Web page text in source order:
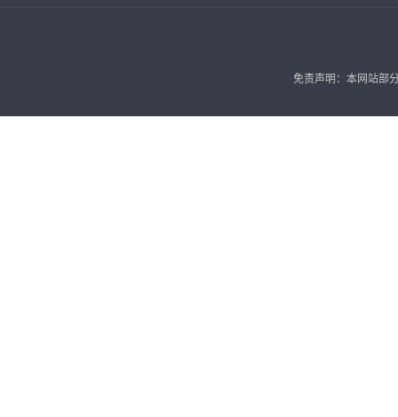
免责声明：本网站部